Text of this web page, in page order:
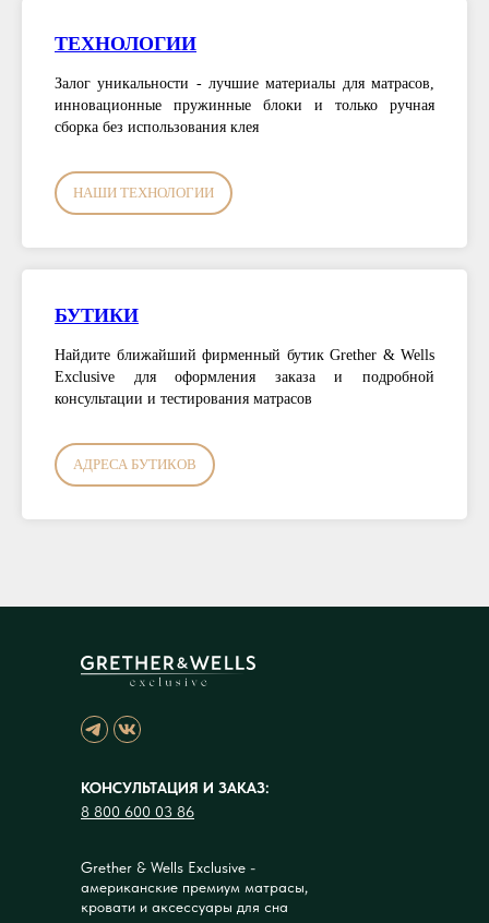
ТЕХНОЛОГИИ
Залог уникальности - лучшие материалы для матрасов,
инновационные пружинные блоки и только ручная
сборка без использования клея
НАШИ ТЕХНОЛОГИИ
БУТИКИ
Найдите ближайший фирменный бутик Grether & Wells
Exclusive для оформления заказа и подробной
консультации и тестирования матрасов
АДРЕСА БУТИКОВ
КОНСУЛЬТАЦИЯ И ЗАКАЗ:
8 800 600 03 86
Grether & Wells Exclusive -
американские премиум матрасы,
кровати и аксессуары для сна